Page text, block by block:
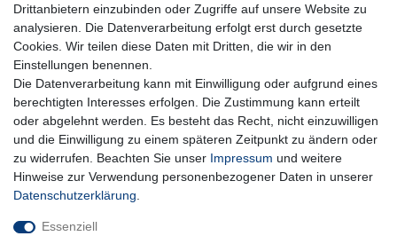
Hiermit bestätige ich, dass ich dieDaten­schutz­erklärunggelesen habe. Meine
** Hierbei handelt es sich um ein Pflichtfeld.
Impressum Daten­schutz­erklärung AGB
Drittanbietern einzubinden oder Zugriffe auf unsere Website zu
analysieren. Die Datenverarbeitung erfolgt erst durch gesetzte
Cookies. Wir teilen diese Daten mit Dritten, die wir in den
Einstellungen benennen.
Die Datenverarbeitung kann mit Einwilligung oder aufgrund eines
berechtigten Interesses erfolgen. Die Zustimmung kann erteilt
oder abgelehnt werden. Es besteht das Recht, nicht einzuwilligen
und die Einwilligung zu einem späteren Zeitpunkt zu ändern oder
zu widerrufen. Beachten Sie unser Impressum und weitere
Hinweise zur Verwendung personenbezogener Daten in unserer
Daten­schutz­erklärung
Essenziell